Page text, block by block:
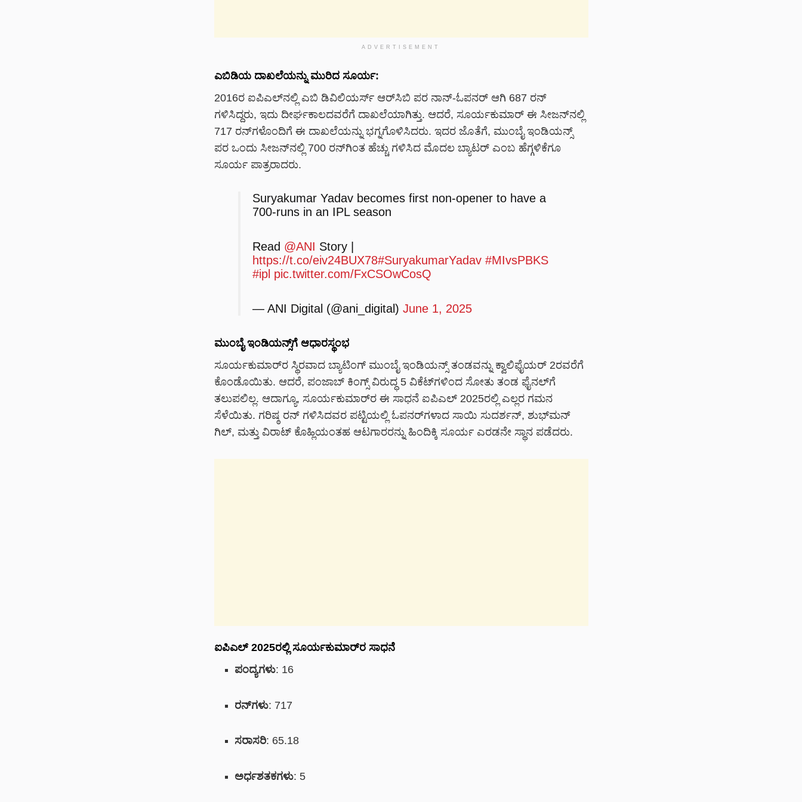
ADVERTISEMENT
ಎಬಿಡಿಯ ದಾಖಲೆಯನ್ನು ಮುರಿದ ಸೂರ್ಯ:
2016ರ ಐಪಿಎಲ್‌ನಲ್ಲಿ ಎಬಿ ಡಿವಿಲಿಯರ್ಸ್ ಆರ್‌ಸಿಬಿ ಪರ ನಾನ್-ಓಪನರ್ ಆಗಿ 687 ರನ್
ಗಳಿಸಿದ್ದರು, ಇದು ದೀರ್ಘಕಾಲದವರೆಗೆ ದಾಖಲೆಯಾಗಿತ್ತು. ಆದರೆ, ಸೂರ್ಯಕುಮಾರ್ ಈ ಸೀಜನ್‌ನಲ್ಲಿ
717 ರನ್‌ಗಳೊಂದಿಗೆ ಈ ದಾಖಲೆಯನ್ನು ಭಗ್ನಗೊಳಿಸಿದರು. ಇದರ ಜೊತೆಗೆ, ಮುಂಬೈ ಇಂಡಿಯನ್ಸ್
ಪರ ಒಂದು ಸೀಜನ್‌ನಲ್ಲಿ 700 ರನ್‌ಗಿಂತ ಹೆಚ್ಚು ಗಳಿಸಿದ ಮೊದಲ ಬ್ಯಾಟರ್ ಎಂಬ ಹೆಗ್ಗಳಿಕೆಗೂ
ಸೂರ್ಯ ಪಾತ್ರರಾದರು.
Suryakumar Yadav becomes first non-opener to have a
700-runs in an IPL season
Read @ANI Story |
https://t.co/eiv24BUX78#SuryakumarYadav #MIvsPBKS
#ipl pic.twitter.com/FxCSOwCosQ
— ANI Digital (@ani_digital) June 1, 2025
ಮುಂಬೈ ಇಂಡಿಯನ್ಸ್‌ಗೆ ಆಧಾರಸ್ಥಂಭ
ಸೂರ್ಯಕುಮಾರ್‌ರ ಸ್ಥಿರವಾದ ಬ್ಯಾಟಿಂಗ್ ಮುಂಬೈ ಇಂಡಿಯನ್ಸ್ ತಂಡವನ್ನು ಕ್ವಾಲಿಫೈಯರ್ 2ರವರೆಗೆ
ಕೊಂಡೊಯಿತು. ಆದರೆ, ಪಂಜಾಬ್ ಕಿಂಗ್ಸ್ ವಿರುದ್ಧ 5 ವಿಕೆಟ್‌ಗಳಿಂದ ಸೋತು ತಂಡ ಫೈನಲ್‌ಗೆ
ತಲುಪಲಿಲ್ಲ. ಆದಾಗ್ಯೂ, ಸೂರ್ಯಕುಮಾರ್‌ರ ಈ ಸಾಧನೆ ಐಪಿಎಲ್ 2025ರಲ್ಲಿ ಎಲ್ಲರ ಗಮನ
ಸೆಳೆಯಿತು. ಗರಿಷ್ಠ ರನ್ ಗಳಿಸಿದವರ ಪಟ್ಟಿಯಲ್ಲಿ ಓಪನರ್‌ಗಳಾದ ಸಾಯಿ ಸುದರ್ಶನ್, ಶುಭ್‌ಮನ್
ಗಿಲ್, ಮತ್ತು ವಿರಾಟ್ ಕೊಹ್ಲಿಯಂತಹ ಆಟಗಾರರನ್ನು ಹಿಂದಿಕ್ಕಿ ಸೂರ್ಯ ಎರಡನೇ ಸ್ಥಾನ ಪಡೆದರು.
ಐಪಿಎಲ್ 2025ರಲ್ಲಿ ಸೂರ್ಯಕುಮಾರ್‌ರ ಸಾಧನೆ
ಪಂದ್ಯಗಳು: 16
ರನ್‌ಗಳು: 717
ಸರಾಸರಿ: 65.18
ಅರ್ಧಶತಕಗಳು: 5